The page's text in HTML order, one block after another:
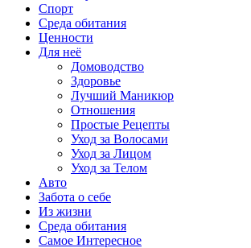
Спорт
Среда обитания
Ценности
Для неё
Домоводство
Здоровье
Лучший Маникюр
Отношения
Простые Рецепты
Уход за Волосами
Уход за Лицом
Уход за Телом
Авто
Забота о себе
Из жизни
Среда обитания
Самое Интересное